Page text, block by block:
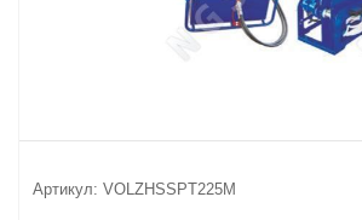
Артикул: VOLZHSSPT225M